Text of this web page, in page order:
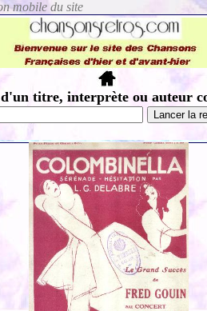
d'un titre, interprète ou auteur